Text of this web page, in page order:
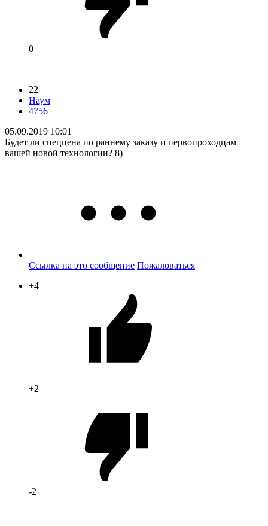
0
22
Наум
4756
05.09.2019 10:01
Будет ли спеццена по раннему заказу и первопроходцам
вашей новой технологии? 8)
Ссылка на это сообщение Пожаловаться
+4
+2
-2